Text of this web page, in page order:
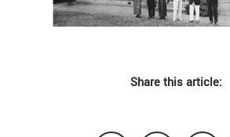
Share this article: